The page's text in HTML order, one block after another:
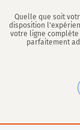
Quelle que soit
disposition
votre ligne
parfaitement